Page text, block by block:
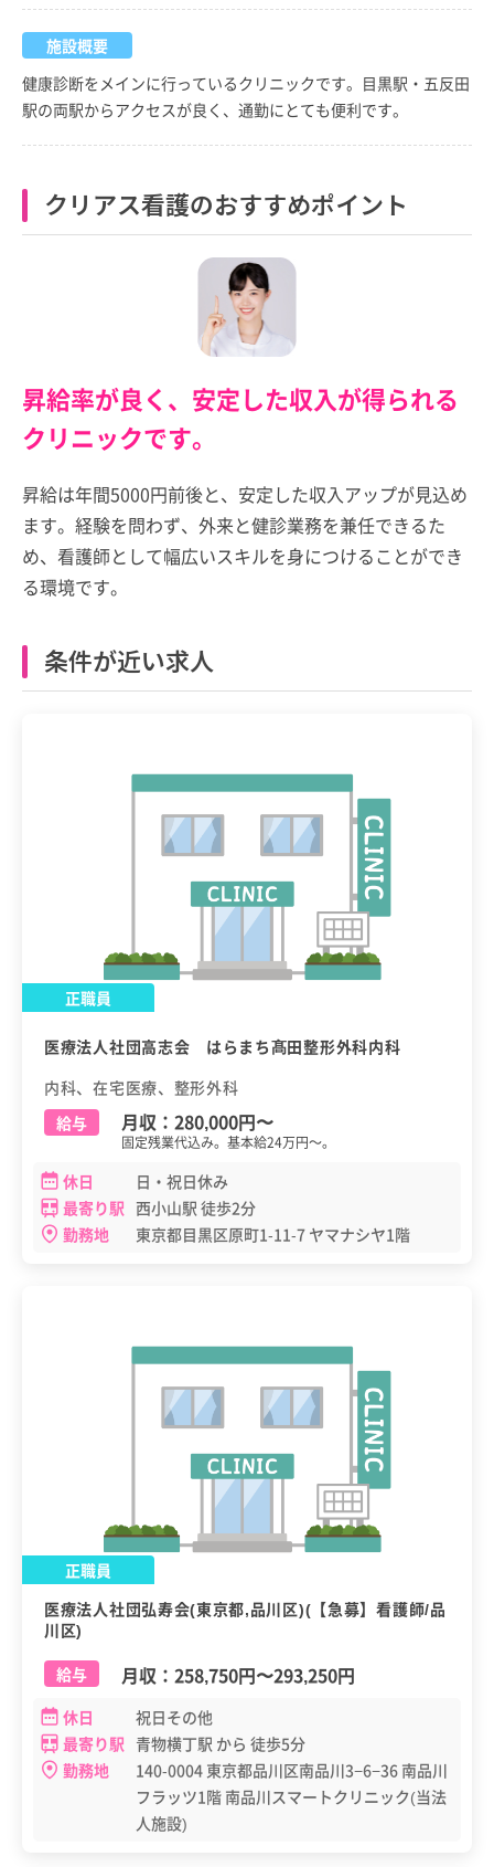
施設概要
健康診断をメインに行っているクリニックです。目黒駅・五反田
駅の両駅からアクセスが良く、通勤にとても便利です。
クリアス看護のおすすめポイント
昇給率が良く、安定した収入が得られる
クリニックです。
昇給は年間5000円前後と、安定した収入アップが見込め
ます。経験を問わず、外来と健診業務を兼任できるた
め、看護師として幅広いスキルを身につけることができ
る環境です。
条件が近い求人
正職員
医療法人社団高志会 はらまち髙田整形外科内科
内科、在宅医療、整形外科
給与
月収： 280,000円〜
固定残業代込み。基本給24万円～。
休日
日・祝日休み
最寄り駅 西小山駅 徒歩2分
勤務地
東京都目黒区原町1-11-7 ヤマナシヤ1階
正職員
医療法人社団弘寿会(東京都,品川区)(【急募】看護師/品
川区)
給与
月収： 258,750円〜293,250円
休日
祝日その他
最寄り駅 青物横丁駅 から 徒歩5分
勤務地
140-0004 東京都品川区南品川3−6−36 南品川
フラッツ1階 南品川スマートクリニック(当法
人施設)